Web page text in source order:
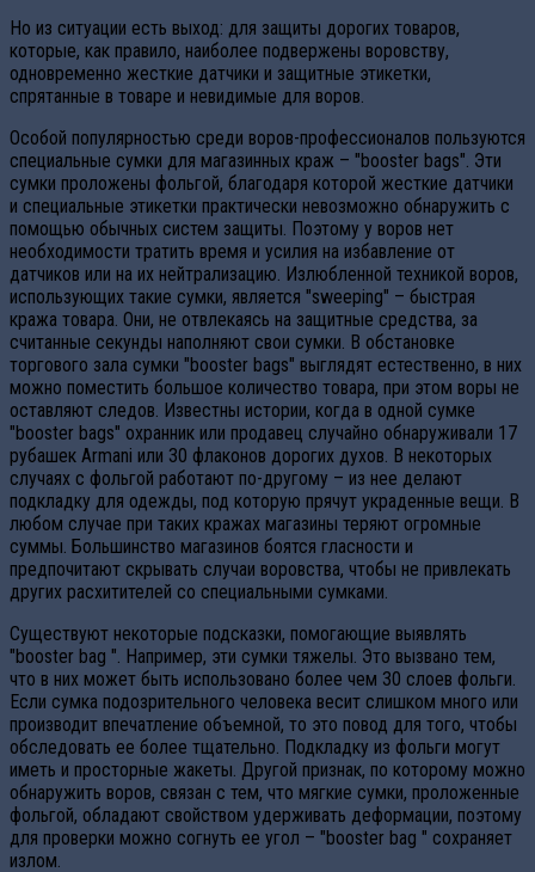
Но из ситуации есть выход: для защиты дорогих товаров,
которые, как правило, наиболее подвержены воровству,
одновременно жесткие датчики и защитные этикетки,
спрятанные в товаре и невидимые для воров.
Особой популярностью среди воров-профессионалов пользуются
специальные сумки для магазинных краж – "booster bags". Эти
сумки проложены фольгой, благодаря которой жесткие датчики
и специальные этикетки практически невозможно обнаружить с
помощью обычных систем защиты. Поэтому у воров нет
необходимости тратить время и усилия на избавление от
датчиков или на их нейтрализацию. Излюбленной техникой воров,
использующих такие сумки, является "sweeping" – быстрая
кража товара. Они, не отвлекаясь на защитные средства, за
считанные секунды наполняют свои сумки. В обстановке
торгового зала сумки "booster bags" выглядят естественно, в них
можно поместить большое количество товара, при этом воры не
оставляют следов. Известны истории, когда в одной сумке
"booster bags" охранник или продавец случайно обнаруживали 17
рубашек Armani или 30 флаконов дорогих духов. В некоторых
случаях с фольгой работают по-другому – из нее делают
подкладку для одежды, под которую прячут украденные вещи. В
любом случае при таких кражах магазины теряют огромные
суммы. Большинство магазинов боятся гласности и
предпочитают скрывать случаи воровства, чтобы не привлекать
других расхитителей со специальными сумками.
Существуют некоторые подсказки, помогающие выявлять
"booster bag ". Например, эти сумки тяжелы. Это вызвано тем,
что в них может быть использовано более чем 30 слоев фольги.
Если сумка подозрительного человека весит слишком много или
производит впечатление объемной, то это повод для того, чтобы
обследовать ее более тщательно. Подкладку из фольги могут
иметь и просторные жакеты. Другой признак, по которому можно
обнаружить воров, связан с тем, что мягкие сумки, проложенные
фольгой, обладают свойством удерживать деформации, поэтому
для проверки можно согнуть ее угол – "booster bag " сохраняет
излом.